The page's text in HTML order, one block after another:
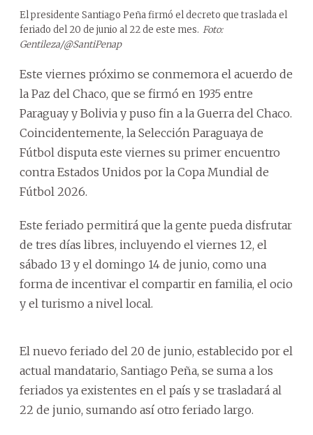
El presidente Santiago Peña firmó el decreto que traslada el
feriado del 20 de junio al 22 de este mes. Foto:
Gentileza/@SantiPenap
Este viernes próximo se conmemora el acuerdo de
la Paz del Chaco, que se firmó en 1935 entre
Paraguay y Bolivia y puso fin a la Guerra del Chaco.
Coincidentemente, la Selección Paraguaya de
Fútbol disputa este viernes su primer encuentro
contra Estados Unidos por la Copa Mundial de
Fútbol 2026.
Este feriado permitirá que la gente pueda disfrutar
de tres días libres, incluyendo el viernes 12, el
sábado 13 y el domingo 14 de junio, como una
forma de incentivar el compartir en familia, el ocio
y el turismo a nivel local.
El nuevo feriado del 20 de junio, establecido por el
actual mandatario, Santiago Peña, se suma a los
feriados ya existentes en el país y se trasladará al
22 de junio, sumando así otro feriado largo.